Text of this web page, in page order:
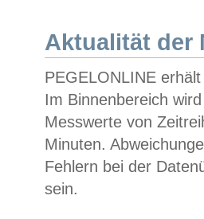
Aktualität der
PEGELONLINE
Im Binnenbereich
Messwerte von
Minuten.
Fehlern bei der
sein.